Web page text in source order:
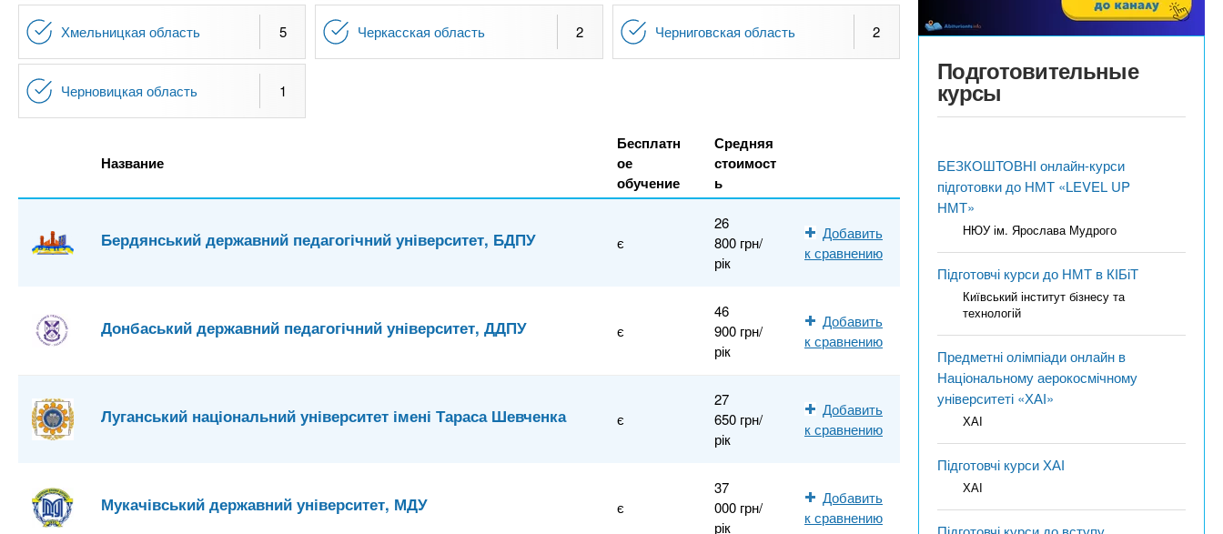
Хмельницкая область 5 Черкасская область 2 Черниговская область 2
Черновицкая область 1
Название
Бесплатн
ое
обучение
Средняя
стоимост
ь
Бердянський державний педагогічний університет, БДПУ є
26
800 грн/
рік
Добавить
к сравнению
Донбаський державний педагогічний університет, ДДПУ є
46
900 грн/
рік
Добавить
к сравнению
Луганський національний університет імені Тараса Шевченка є
27
650 грн/
рік
Добавить
к сравнению
Мукачівський державний університет, МДУ є
37
000 грн/
рік
Добавить
к сравнению
Подготовительные
курсы
БЕЗКОШТОВНІ онлайн-курси
підготовки до НМТ «LEVEL UP
НМТ»
НЮУ ім. Ярослава Мудрого
Підготовчі курси до НМТ в КІБіТ
Київський інститут бізнесу та
технологій
Предметні олімпіади онлайн в
Національному аерокосмічному
університеті «ХАІ»
ХАІ
Підготовчі курси ХАІ
ХАІ